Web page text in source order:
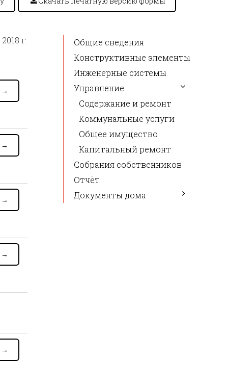
г.
→
→
→
→
→
Общие сведения
Конструктивные элементы
Инженерные системы
Управление
Содержание и ремонт
Коммунальные услуги
Общее имущество
Капитальный ремонт
Собрания собственников
Отчёт
Документы дома